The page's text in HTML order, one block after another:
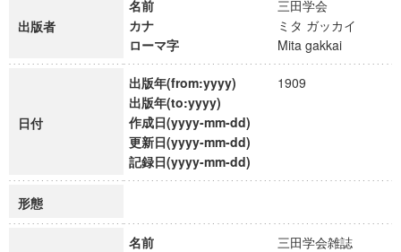
出版者
名前
三田学会
カナ
ミタ ガッカイ
ローマ字
Mita gakkai
日付
出版年(from:yyyy)
1909
出版年(to:yyyy)
作成日(yyyy-mm-dd)
更新日(yyyy-mm-dd)
記録日(yyyy-mm-dd)
形態
名前
三田学会雑誌